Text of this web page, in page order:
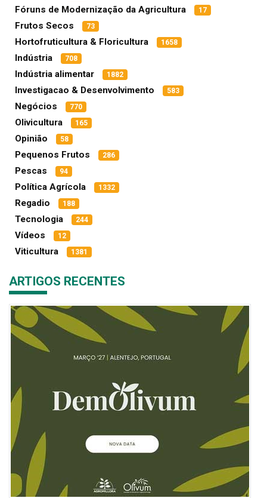
Fóruns de Modernização da Agricultura 17
Frutos Secos 73
Hortofruticultura & Floricultura 1658
Indústria 708
Indústria alimentar 1882
Investigacao & Desenvolvimento 583
Negócios 770
Olivicultura 165
Opinião 58
Pequenos Frutos 286
Pescas 94
Política Agrícola 1332
Regadio 188
Tecnologia 244
Vídeos 12
Viticultura 1381
ARTIGOS RECENTES